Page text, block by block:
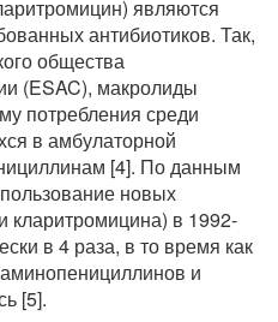
являются
антибиотиков. Так,
общества
(ESAC), макролиды
потребления среди
в амбулаторной
[4]. По данным
новых
кларитромицина) в 1992-
в 4 раза, в то время как
и
[5].